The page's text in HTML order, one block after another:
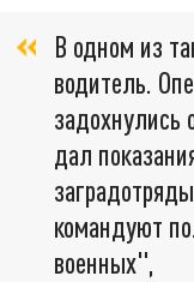
В одном из
водитель.
дал
командуют
военных",